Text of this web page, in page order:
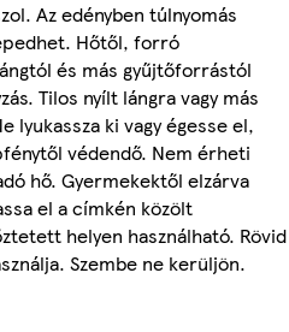
Az edényben túlnyomás
Hőtől, forró
és más gyűjtőforrástól
Tilos nyílt lángra vagy más
ki vagy égesse el,
védendő. Nem érheti
hő. Gyermekektől elzárva
el a címkén közölt
helyen használható. Rövid
Szembe ne kerüljön.